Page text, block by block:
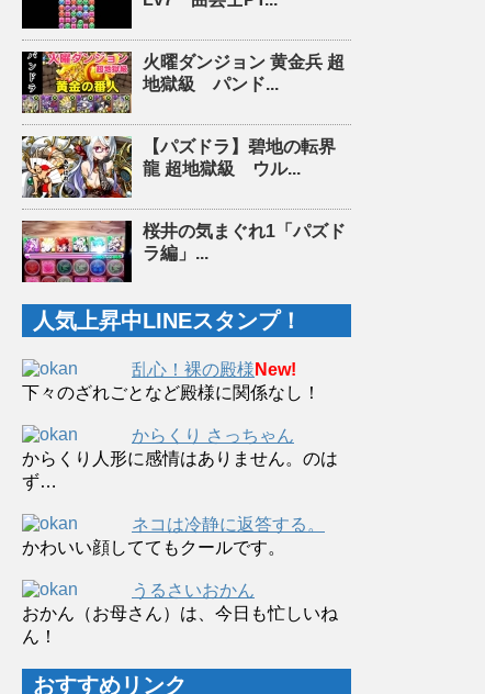
火曜ダンジョン 黄金兵 超
地獄級 パンド...
【パズドラ】碧地の転界
龍 超地獄級 ウル...
桜井の気まぐれ1「パズド
ラ編」...
人気上昇中LINEスタンプ！
乱心！裸の殿様 New!
下々のざれごとなど殿様に関係なし！
からくり さっちゃん
からくり人形に感情はありません。のは
ず…
ネコは冷静に返答する。
かわいい顔しててもクールです。
うるさいおかん
おかん（お母さん）は、今日も忙しいね
ん！
おすすめリンク